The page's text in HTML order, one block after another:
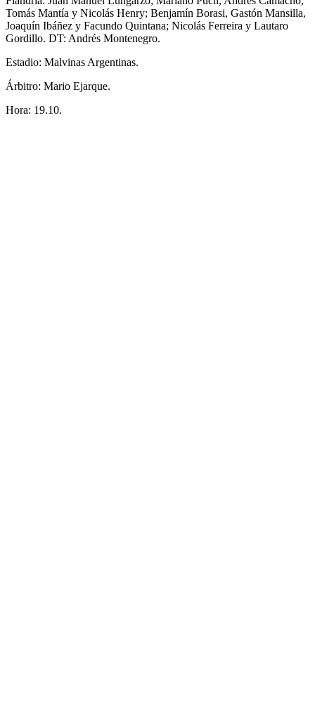
Tomás Mantía y Nicolás Henry; Benjamín Borasi, Gastón Mansilla,
Joaquín Ibáñez y Facundo Quintana; Nicolás Ferreira y Lautaro
Gordillo. DT: Andrés Montenegro.
Estadio: Malvinas Argentinas.
Árbitro: Mario Ejarque.
Hora: 19.10.